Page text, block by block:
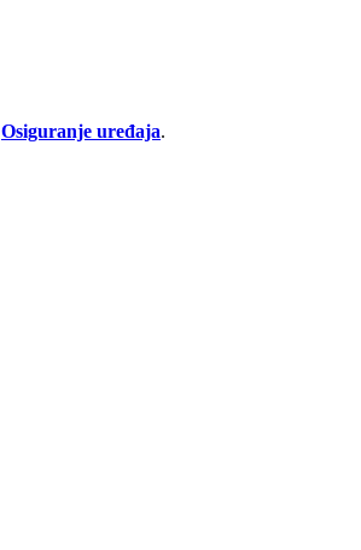
Osiguranje uređaja.